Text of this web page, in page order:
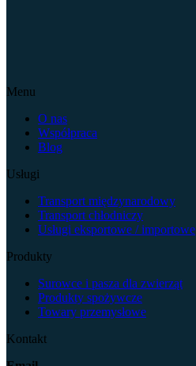
Menu
O nas
Współpraca
Blog
Usługi
Transport międzynarodowy
Transport chłodniczy
Usługi eksportowe / importowe
Produkty
Surowce i pasza dla zwierząt
Produkty spożywcze
Towary przemysłowe
Kontakt